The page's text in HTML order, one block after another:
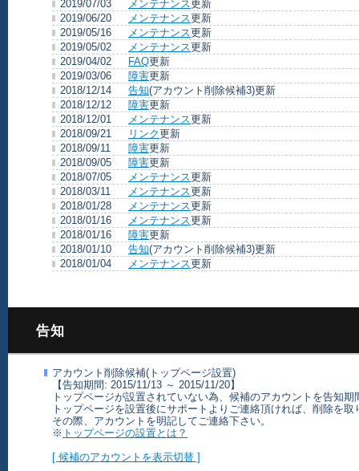
2019/07/03
メンテナンス更新
2019/06/20
メンテナンス更新
2019/05/16
メンテナンス更新
2019/05/02
メンテナンス更新
2019/04/02
FAQ更新
2019/03/06
障害更新
2018/12/14
告知(アカウント削除候補3)更新
2018/12/12
障害更新
2018/12/01
メンテナンス更新
2018/09/21
リンク更新
2018/09/11
障害更新
2018/09/05
障害更新
2018/07/05
メンテナンス更新
2018/03/11
メンテナンス更新
2018/01/28
メンテナンス更新
2018/01/16
メンテナンス更新
2018/01/16
障害更新
2018/01/10
告知(アカウント削除候補3)更新
2018/01/04
メンテナンス更新
告知
アカウント削除候補(トップページ設置)
【告知期間: 2015/11/13 ～ 2015/11/20】
トップページが設置されていない為、候補のアカウントを告知
トップページを設置後にサポートよりご連絡頂ければ、削除を取
その際、アカウントを明記してご連絡下さい。
※ トップページの設置とは？
[ 候補のアカウントを表示切替 ]